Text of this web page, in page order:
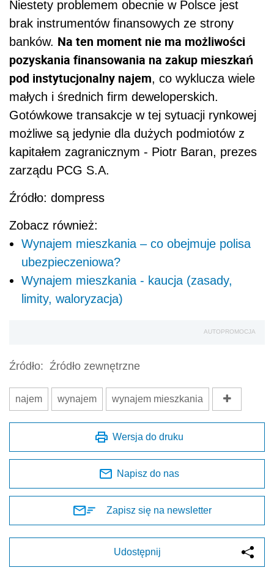
Niestety problemem obecnie w Polsce jest
brak instrumentów finansowych ze strony
banków. Na ten moment nie ma możliwości
pozyskania finansowania na zakup mieszkań
pod instytucjonalny najem, co wyklucza wiele
małych i średnich firm deweloperskich.
Gotówkowe transakcje w tej sytuacji rynkowej
możliwe są jedynie dla dużych podmiotów z
kapitałem zagranicznym - Piotr Baran, prezes
zarządu PCG S.A.
Źródło: dompress
Zobacz również:
Wynajem mieszkania – co obejmuje polisa
ubezpieczeniowa?
Wynajem mieszkania - kaucja (zasady,
limity, waloryzacja)
AUTOPROMOCJA
Źródło: Źródło zewnętrzne
najem wynajem wynajem mieszkania
Wersja do druku
Napisz do nas
Zapisz się na newsletter
Udostępnij